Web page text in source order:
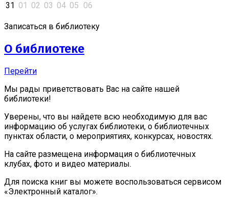
31 01 02 03 04 05 06
Записаться в библиотеку
О библиотеке
Перейти
Мы рады приветствовать Вас на сайте нашей
библиотеки!
Уверены, что вы найдете всю необходимую для вас
информацию об услугах библиотеки, о библиотечных
пунктах области, о мероприятиях, конкурсах, новостях.
На сайте размещена информация о библиотечных
клубах, фото и видео материалы.
Для поиска книг вы можете воспользоваться сервисом
«Электронный каталог».